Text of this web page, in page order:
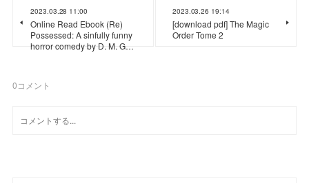
2023.03.28 11:00
Online Read Ebook (Re)
Possessed: A sinfully funny
horror comedy by D. M. G…
2023.03.26 19:14
[download pdf] The Magic
Order Tome 2
0コメント